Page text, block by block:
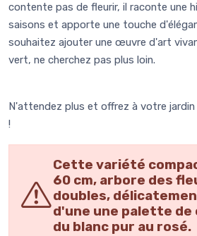
contente pas de fleurir, il raconte une
saisons et apporte une touche
souhaitez ajouter une œuvre d'art
vert, ne cherchez pas plus loin.
N'attendez plus et offrez à votre
!
Cette variété
60 cm, arbore des
doubles,
d'une une palette de
du blanc pur au rosé.